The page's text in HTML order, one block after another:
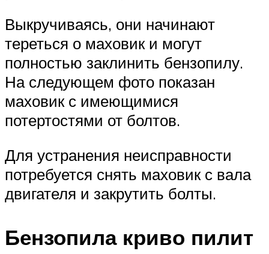
Выкручиваясь, они начинают
тереться о маховик и могут
полностью заклинить бензопилу.
На следующем фото показан
маховик с имеющимися
потертостями от болтов.
Для устранения неисправности
потребуется снять маховик с вала
двигателя и закрутить болты.
Бензопила криво пилит